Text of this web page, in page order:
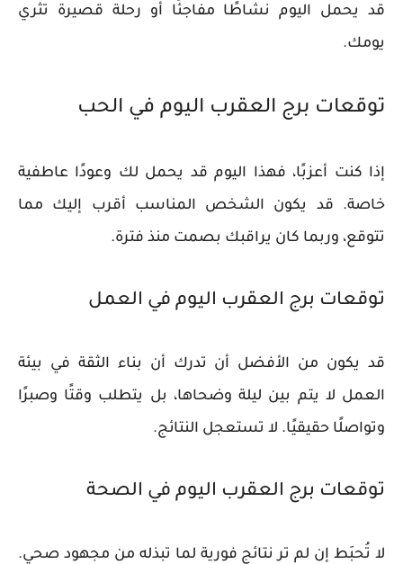
قد يحمل اليوم نشاطًا مفاجئًا أو رحلة قصيرة تثري
يومك.
توقعات برج العقرب اليوم في الحب
إذا كنت أعزبًا، فهذا اليوم قد يحمل لك وعودًا عاطفية
خاصة. قد يكون الشخص المناسب أقرب إليك مما
تتوقع، وربما كان يراقبك بصمت منذ فترة.
توقعات برج العقرب اليوم في العمل
قد يكون من الأفضل أن تدرك أن بناء الثقة في بيئة
العمل لا يتم بين ليلة وضحاها، بل يتطلب وقتًا وصبرًا
وتواصلًا حقيقيًا. لا تستعجل النتائج.
توقعات برج العقرب اليوم في الصحة
لا تُحبَط إن لم تر نتائج فورية لما تبذله من مجهود صحي.